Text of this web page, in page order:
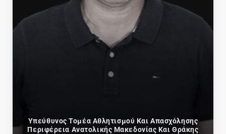
Υπεύθυνος Τομέα Αθλητισμού Και Απασχόλησης
Περιφέρεια Ανατολικής Μακεδονίας Και Θράκης